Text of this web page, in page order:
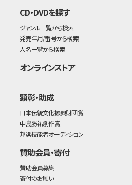
CD・DVDを探す
ジャンル一覧から検索
発売年月/番号から検索
人名一覧から検索
オンラインストア
顕彰・助成
日本伝統文化振興財団賞
中島勝祐創作賞
邦楽技能者オーディション
賛助会員・寄付
賛助会員募集
寄付のお願い